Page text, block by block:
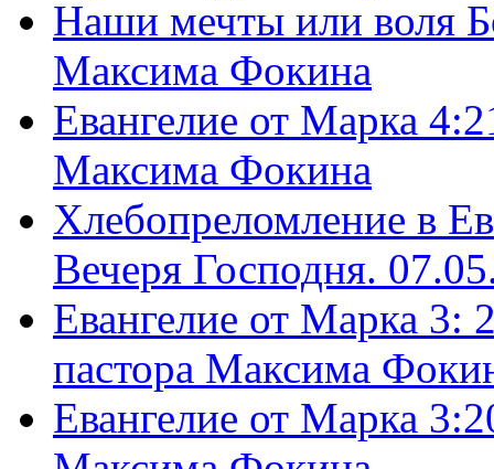
Наши мечты или воля
Максима Фокина
Евангелие от Марка
Максима Фокина
Хлебопреломление в
Вечеря Господня.
Евангелие от Марка 3:
пастора Максима
Евангелие от Марка